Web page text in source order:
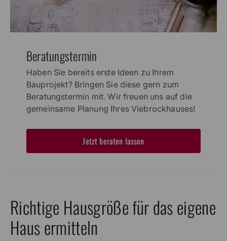
Beratungstermin
Haben Sie bereits erste Ideen zu Ihrem
Bauprojekt? Bringen Sie diese gern zum
Beratungstermin mit. Wir freuen uns auf die
gemeinsame Planung Ihres Viebrockhauses!
Jetzt beraten lassen
Richtige Hausgröße für das eigene
Haus ermitteln